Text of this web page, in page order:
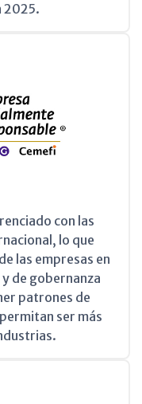
2025.
con las
lo que
las empresas en
de gobernanza
patrones de
ser más